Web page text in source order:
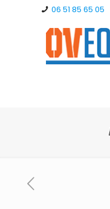
06 51 85 65 05